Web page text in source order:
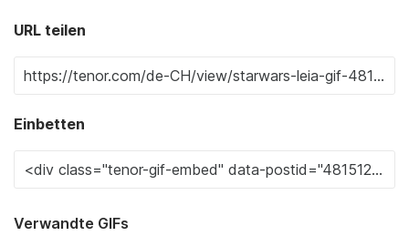
URL teilen
Einbetten
Verwandte GIFs